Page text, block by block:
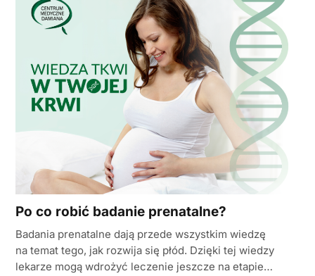
Po co robić badanie prenatalne?
Badania prenatalne dają przede wszystkim wiedzę
na temat tego, jak rozwija się płód. Dzięki tej wiedzy
lekarze mogą wdrożyć leczenie jeszcze na etapie…